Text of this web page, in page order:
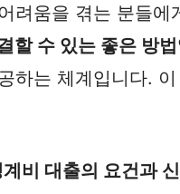
려움을 겪는 분들
할 수 있는 좋은 방
하는 체계입니다.
비 대출의 요건과